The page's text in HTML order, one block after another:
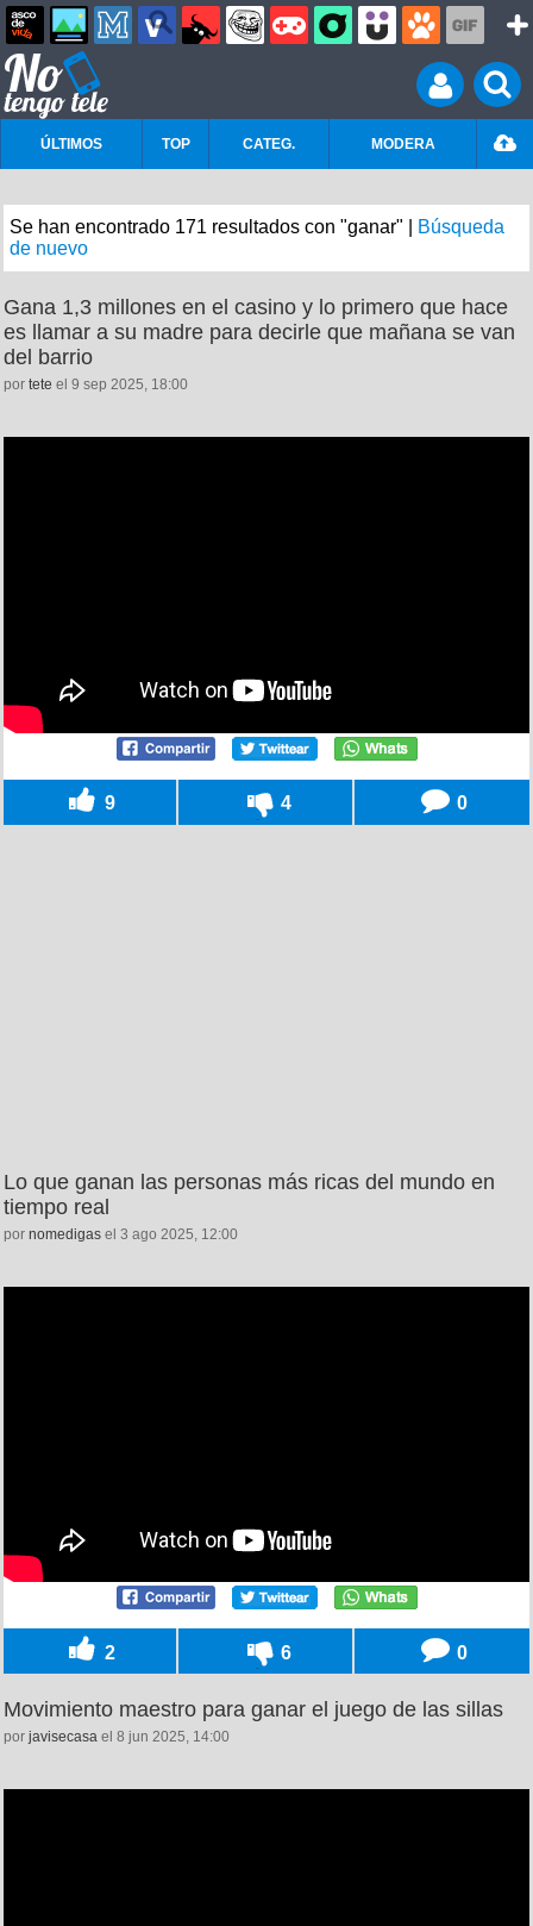
ÚLTIMOS TOP CATEG. MODERA
Se han encontrado 171 resultados con "ganar" |
Búsqueda
de nuevo
Gana 1,3 millones en el casino y lo primero que hace
es llamar a su madre para decirle que mañana se van
del barrio
por tete el 9 sep 2025, 18:00
9 4 0
Lo que ganan las personas más ricas del mundo en
tiempo real
por nomedigas el 3 ago 2025, 12:00
2 6 0
Movimiento maestro para ganar el juego de las sillas
por javisecasa el 8 jun 2025, 14:00